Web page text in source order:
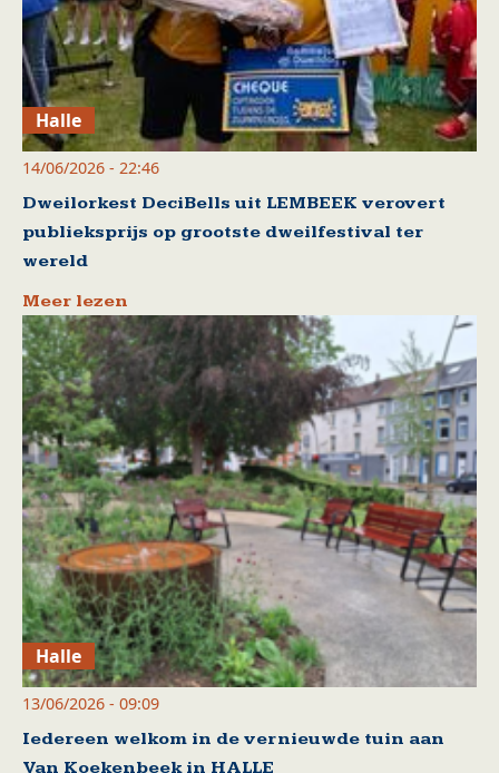
Halle
14/06/2026 - 22:46
Dweilorkest DeciBells uit LEMBEEK verovert
publieksprijs op grootste dweilfestival ter
wereld
Meer lezen
Halle
13/06/2026 - 09:09
Iedereen welkom in de vernieuwde tuin aan
Van Koekenbeek in HALLE